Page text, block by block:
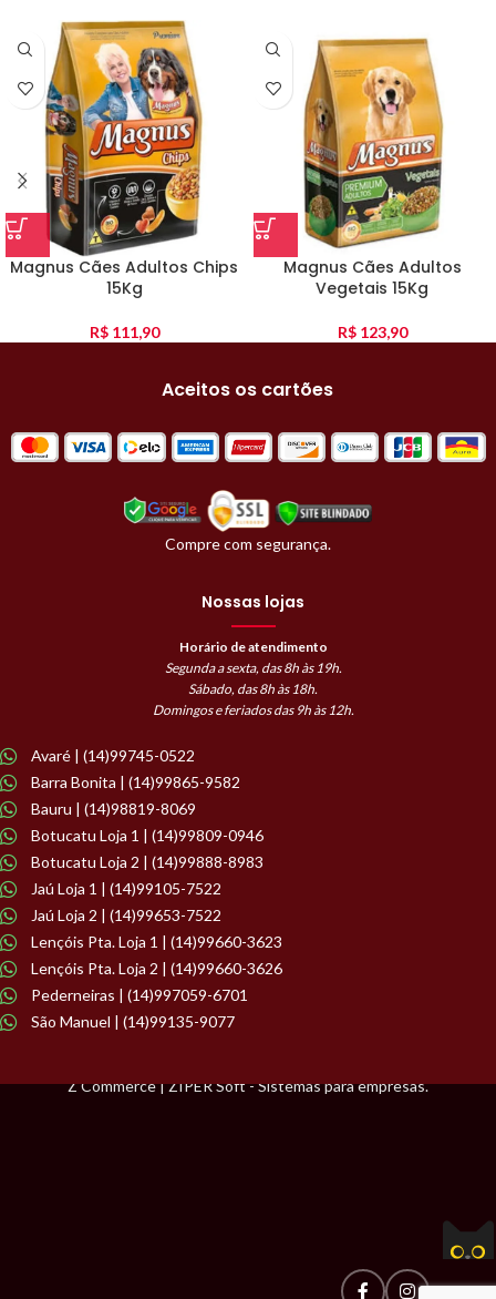
Magnus Cães Adultos Chips
15Kg
R$111,90
Magnus Cães Adultos
Vegetais 15Kg
R$123,90
Aceitos os cartões
Compre com segurança.
Nossas lojas
Horário de atendimento
Segunda a sexta, das 8h às 19h.
Sábado, das 8h às 18h.
Domingos e feriados das 9h às 12h.
Avaré | (14)99745-0522
Barra Bonita | (14)99865-9582
Bauru | (14)98819-8069
Botucatu Loja 1 | (14)99809-0946
Botucatu Loja 2 | (14)99888-8983
Jaú Loja 1 | (14)99105-7522
Jaú Loja 2 | (14)99653-7522
Lençóis Pta. Loja 1 | (14)99660-3623
Lençóis Pta. Loja 2 | (14)99660-3626
Pederneiras | (14)997059-6701
São Manuel | (14)99135-9077
Z Commerce | ZIPER Soft - Sistemas para empresas.